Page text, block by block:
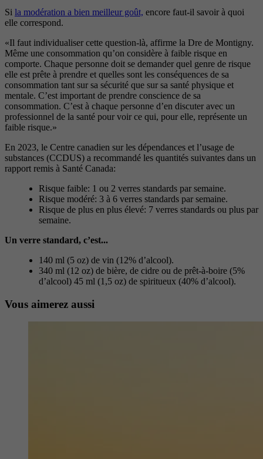
Si la modération a bien meilleur goût, encore faut-il savoir à quoi
elle correspond.
«Il faut individualiser cette question-là, affirme la Dre de Montigny.
Même une consommation qu’on considère à faible risque en
comporte. Chaque personne doit se demander quel genre de risque
elle est prête à prendre et quelles sont les conséquences de sa
consommation tant sur sa sécurité que sur sa santé physique et
mentale. C’est important de prendre conscience de sa
consommation. C’est à chaque personne d’en discuter avec un
professionnel de la santé pour voir ce qui, pour elle, représente un
faible risque.»
En 2023, le Centre canadien sur les dépendances et l’usage de
substances (CCDUS) a recommandé les quantités suivantes dans un
rapport remis à Santé Canada:
Risque faible: 1 ou 2 verres standards par semaine.
Risque modéré: 3 à 6 verres standards par semaine.
Risque de plus en plus élevé: 7 verres standards ou plus par
semaine.
Un verre standard, c’est...
140 ml (5 oz) de vin (12% d’alcool).
340 ml (12 oz) de bière, de cidre ou de prêt-à-boire (5%
d’alcool) 45 ml (1,5 oz) de spiritueux (40% d’alcool).
Vous aimerez aussi